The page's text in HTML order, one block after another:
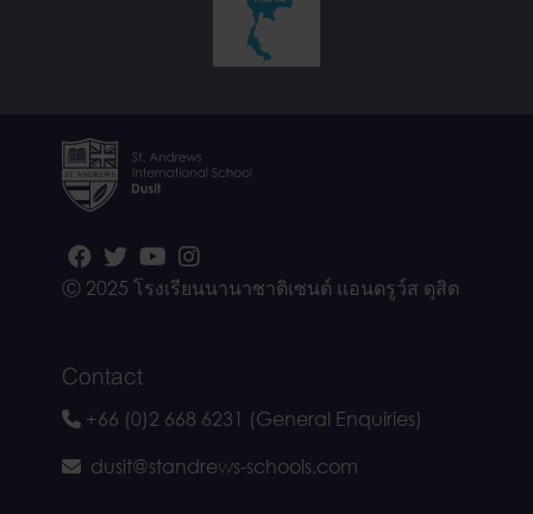
Ⓒ 2025 โรงเรียนนานาชาติเซนต์ แอนดรูว์ส ดุสิต
Contact
+66 (0)2 668 6231 (General Enquiries)
dusit@standrews-schools.com